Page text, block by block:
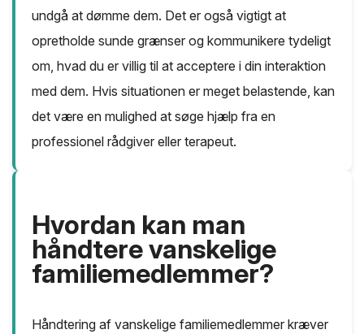
undgå at dømme dem. Det er også vigtigt at
opretholde sunde grænser og kommunikere tydeligt
om, hvad du er villig til at acceptere i din interaktion
med dem. Hvis situationen er meget belastende, kan
det være en mulighed at søge hjælp fra en
professionel rådgiver eller terapeut.
Hvordan kan man
håndtere vanskelige
familiemedlemmer?
Håndtering af vanskelige familiemedlemmer kræver